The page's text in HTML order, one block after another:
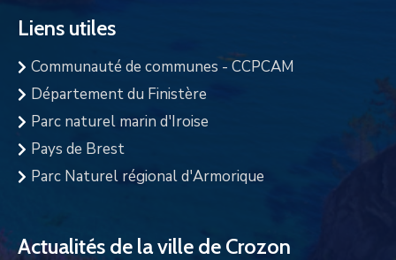
Liens utiles
Communauté de communes - CCPCAM
Département du Finistère
Parc naturel marin d'Iroise
Pays de Brest
Parc Naturel régional d'Armorique
Actualités de la ville de Crozon